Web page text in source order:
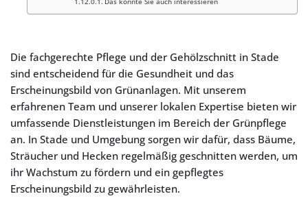
Die fachgerechte Pflege und der Gehölzschnitt in Stade
sind entscheidend für die Gesundheit und das
Erscheinungsbild von Grünanlagen. Mit unserem
erfahrenen Team und unserer lokalen Expertise bieten wir
umfassende Dienstleistungen im Bereich der Grünpflege
an. In Stade und Umgebung sorgen wir dafür, dass Bäume,
Sträucher und Hecken regelmäßig geschnitten werden, um
ihr Wachstum zu fördern und ein gepflegtes
Erscheinungsbild zu gewährleisten.